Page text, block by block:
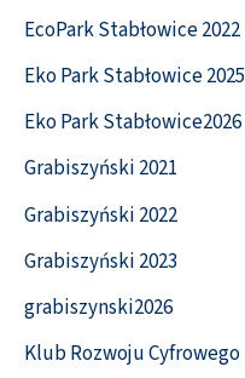
EcoPark Stabłowice 2022
Eko Park Stabłowice 2025
Eko Park Stabłowice2026
Grabiszyński 2021
Grabiszyński 2022
Grabiszyński 2023
grabiszynski2026
Klub Rozwoju Cyfrowego